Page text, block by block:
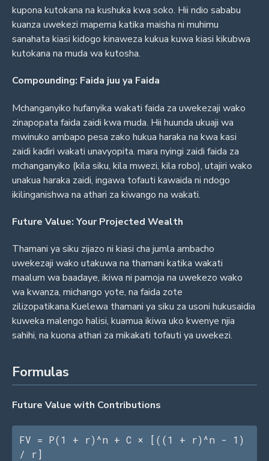
kupona kutokana na kushuka kwa soko. Hii ndio sababu
kuanza uwekezi mapema katika maisha ni muhimu
sanahata kiasi kidogo kinaweza kukua kuwa kiasi kikubwa
kutokana na muda wa kutosha.
Compounding: Faida juu ya Faida
Mchanganyiko hufanyika wakati faida za uwekezaji wako
zinapopata faida zaidi kwa muda. Hii huunda ukuaji wa
mwinuko ambapo pesa zako hukua haraka na kwa kasi
zaidi kadiri wakati unavyopita. mara nyingi zaidi faida za
mchanganyiko (kila siku, kila mwezi, kila robo), utajiri wako
unakua haraka zaidi, ingawa tofauti kawaida ni ndogo
ikilinganishwa na athari za kiwango na wakati.
Future Value: Your Projected Wealth
Thamani ya siku zijazo ni kiasi cha jumla ambacho
uwekezaji wako utakuwa na thamani katika wakati
maalum wa baadaye, ikiwa ni pamoja na uwekezo wako
wa kwanza, michango yote, na faida zote
zilizopatikana.Kuelewa thamani ya siku za usoni hukusaidia
kuweka malengo halisi, kuamua ikiwa uko kwenye njia
sahihi, na kuona athari za mikakati tofauti ya uwekezi.
Formulas
Future Value with Contributions
FV = P(1 + r)^n + C × [((1 + r)^n - 1)
/ r]